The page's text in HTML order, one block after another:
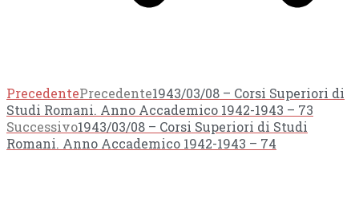
PrecedentePrecedente1943/03/08 – Corsi Superiori di
Studi Romani. Anno Accademico 1942-1943 – 73
Successivo1943/03/08 – Corsi Superiori di Studi
Romani. Anno Accademico 1942-1943 – 74